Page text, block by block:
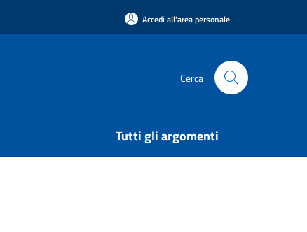
Accedi all'area personale
Cerca
Tutti gli argomenti